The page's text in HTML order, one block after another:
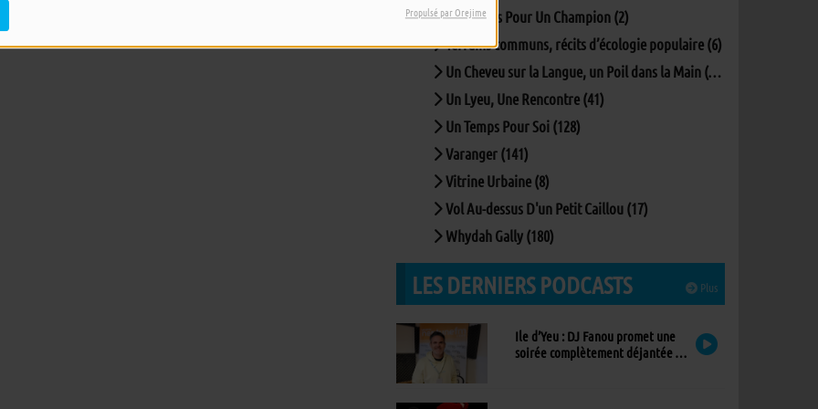
Propulsé par Orejime
Questions Pour Un Champion (2)
Terrains communs, récits d’écologie populaire (6)
Un Cheveu sur la Langue, un Poil dans la Main (166)
Un Lyeu, Une Rencontre (41)
Un Temps Pour Soi (128)
Varanger (141)
Vitrine Urbaine (8)
Vol Au-dessus D'un Petit Caillou (17)
Whydah Gally (180)
Plus
LES DERNIERS PODCASTS
Ile d’Yeu : DJ Fanou promet une
soirée complètement déjantée à